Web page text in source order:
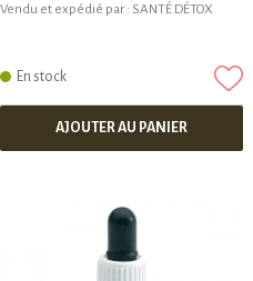
Vendu et expédié par : SANTÉ DÉTOX
En stock
AJOUTER AU PANIER